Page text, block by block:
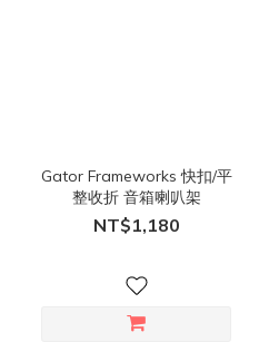
Gator Frameworks 快扣/平
整收折 音箱喇叭架
NT$1,180